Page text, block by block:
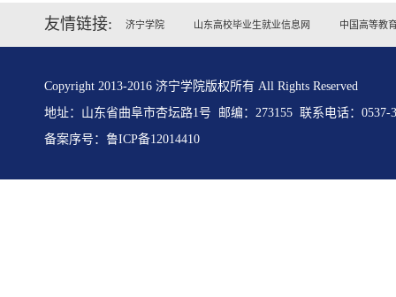
友情链接: 济宁学院 山东高校毕业生就业信息网 中国高等教
Copyright 2013-2016 济宁学院版权所有 All Rights Reserved
地址：山东省曲阜市杏坛路1号 邮编：273155 联系电话：0537-
备案序号： 鲁ICP备12014410